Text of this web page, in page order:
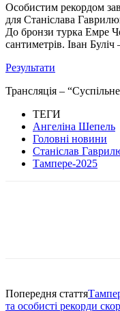
Особистим рекордом
для Станіслава
До бронзи турка Емре
сантиметрів. Іван
Результати
Трансляція –
ТЕГИ
Ангеліна Шепель
Головні новини
Станіслав
Тампере-2025
Попередня стаття
та особисті рекорди